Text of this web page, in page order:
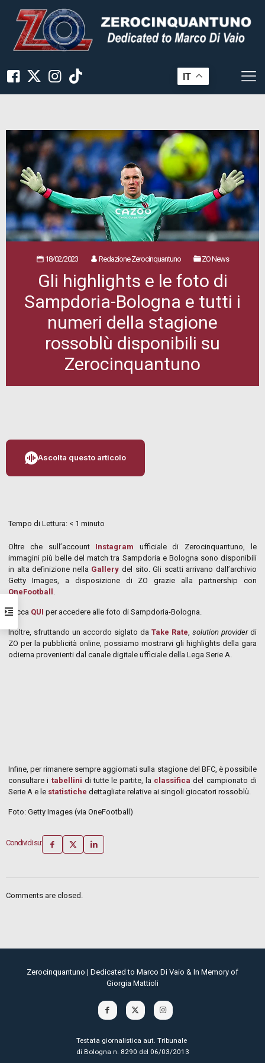
IT
18/02/2023 Redazione Zerocinquantuno ZO News
Gli highlights e le foto di
Sampdoria-Bologna e tutti i
numeri della stagione
rossoblù disponibili su
Zerocinquantuno
Ascolta questo articolo
Tempo di Lettura: < 1 minuto
Oltre che sull’account Instagram ufficiale di Zerocinquantuno, le
immagini più belle del match tra Sampdoria e Bologna sono disponibili
in alta definizione nella Gallery del sito. Gli scatti arrivano dall’archivio
Getty Images, a disposizione di ZO grazie alla partnership con
OneFootball
Clicca QUI per accedere alle foto di Sampdoria-Bologna.
Inoltre, sfruttando un accordo siglato da Take Rate solution providerdi
ZO per la pubblicità online, possiamo mostrarvi gli highlights della gara
odierna provenienti dal canale digitale ufficiale della Lega Serie A.
Infine, per rimanere sempre aggiornati sulla stagione del BFC, è possibile
consultare i tabellini di tutte le partite, la classifica del campionato di
Serie A e le statistiche dettagliate relative ai singoli giocatori rossoblù.
Foto: Getty Images (via OneFootball)
Condividi su:
Comments are closed.
Zerocinquantuno | Dedicated to Marco Di Vaio & In Memory of
Giorgia Mattioli
Testata giornalistica aut. Tribunale
di Bologna n. 8290 del 06/03/2013